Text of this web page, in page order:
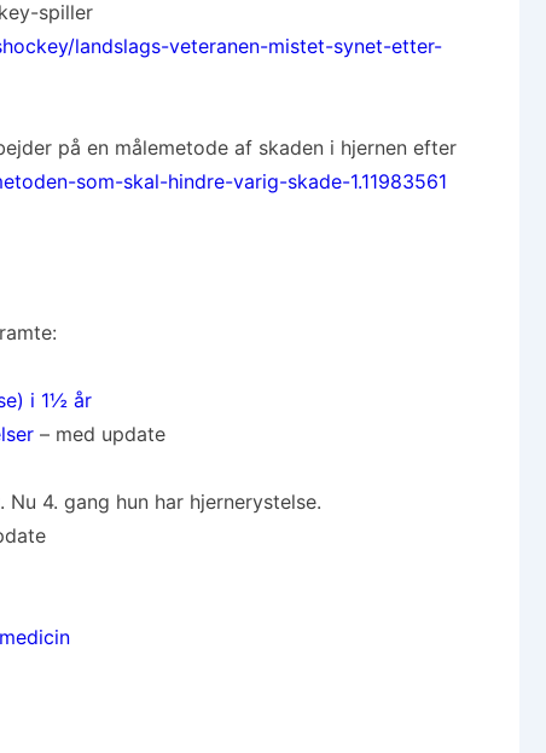
spiller
landslags-veteranen-mistet-synet-etter-
på en målemetode af skaden i hjernen efter
som-skal-hindre-varig-skade-1.11983561
i 1½ år
– med update
. Nu 4. gang hun har hjernerystelse.